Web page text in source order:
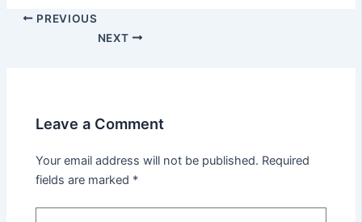
PREVIOUS
NEXT
Leave a Comment
Your email address will not be published. Required
fields are marked *